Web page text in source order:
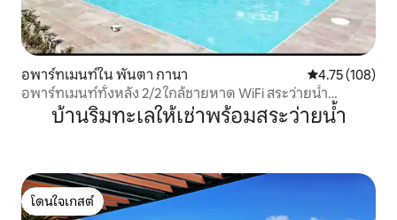
อพาร์ทเมนท์ใน พันตา กานา คะแนนเฉลี่ย
4.75 (108)
อพาร์ทเมนท์ทั้งหลัง 2/2 ใกล้ชายหาด WiFi สระว่ายน้ำ
บาร์บีคิวบ้านริมทะเลให้เช่าพร้อมสระว่ายน้ำ
โดนใจเกสต์
โดนใจเกสต์